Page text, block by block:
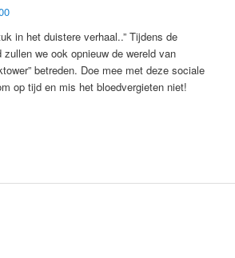
in het duistere verhaal..” Tijdens de
zullen we ook opnieuw de wereld van
betreden. Doe mee met deze sociale
op tijd en mis het bloedvergieten niet!